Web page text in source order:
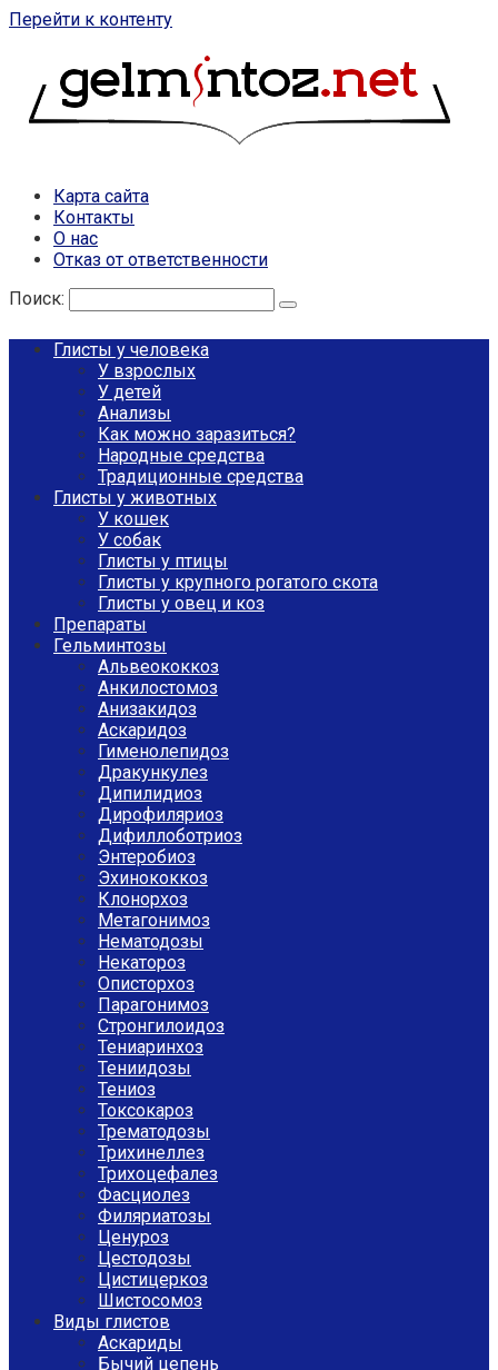
Перейти к контенту
Карта сайта
Контакты
О нас
Отказ от ответственности
Поиск:
Глисты у человека
У взрослых
У детей
Анализы
Как можно заразиться?
Народные средства
Традиционные средства
Глисты у животных
У кошек
У собак
Глисты у птицы
Глисты у крупного рогатого скота
Глисты у овец и коз
Препараты
Гельминтозы
Альвеококкоз
Анкилостомоз
Анизакидоз
Аскаридоз
Гименолепидоз
Дракункулез
Дипилидиоз
Дирофиляриоз
Дифиллоботриоз
Энтеробиоз
Эхинококкоз
Клонорхоз
Метагонимоз
Нематодозы
Некатороз
Описторхоз
Парагонимоз
Стронгилоидоз
Тениаринхоз
Тениидозы
Тениоз
Токсокароз
Трематодозы
Трихинеллез
Трихоцефалез
Фасциолез
Филяриатозы
Ценуроз
Цестодозы
Цистицеркоз
Шистосомоз
Виды глистов
Аскариды
Бычий цепень